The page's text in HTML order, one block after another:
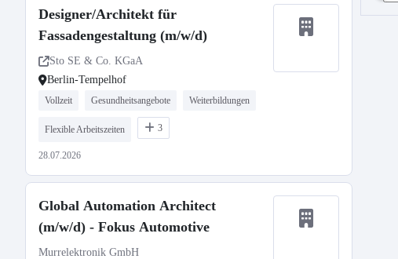
Designer/Architekt für
Fassadengestaltung (m/w/d)
Sto SE & Co. KGaA
Berlin-Tempelhof
Vollzeit Gesundheitsangebote Weiterbildungen
Flexible Arbeitszeiten 3
28.07.2026
Global Automation Architect
(m/w/d) - Fokus Automotive
Murrelektronik GmbH